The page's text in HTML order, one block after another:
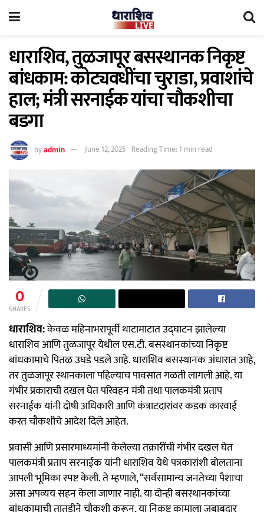
धाराशिव, तुळजापूर बसस्थानक निकृष्ट
बांधकाम: कोट्यवधींचा चुराडा, प्रवाशांचे
हाल; मंत्री सरनाईक यांचा चौकशीचा
बडगा
byadmin June 12, 2025 Reading Time: 1 min read
0
SHARES
धाराशिव:केवळ महिनाभरापूर्वी थाटामाटात उद्घाटन झालेल्या
धाराशिव आणि तुळजापूर येथील एस.टी. बसस्थानकांच्या निकृष्ट
बांधकामाचे पितळ उघडे पडले आहे. धाराशिव बसस्थानक अंधारात आहे,
तर तुळजापूर स्थानकाला पहिल्याच पावसात गळती लागली आहे. या
गंभीर प्रकाराची दखल घेत परिवहन मंत्री तथा पालकमंत्री प्रताप
सरनाईक यांनी दोषी अधिकारी आणि कंत्राटदारांवर कडक कारवाई
करत चौकशीचे आदेश दिले आहेत.
प्रवासी आणि प्रसारमाध्यमांनी केलेल्या तक्रारींची गंभीर दखल घेत
पालकमंत्री प्रताप सरनाईक यांनी धाराशिव येथे पत्रकारांशी बोलताना
आपली भूमिका स्पष्ट केली. ते म्हणाले, “सर्वसामान्य जनतेच्या पैशाचा
असा अपव्यय सहन केला जाणार नाही. या दोन्ही बसस्थानकांच्या